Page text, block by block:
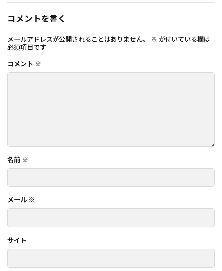
コメントを書く
メールアドレスが公開されることはありません。 ※ が付いている欄は
必須項目です
コメント ※
名前 ※
メール ※
サイト